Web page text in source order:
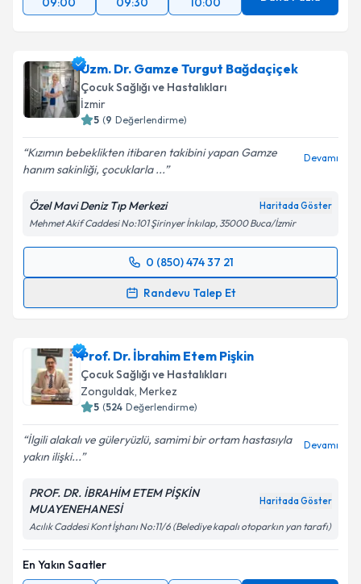
Uzm. Dr. Gamze Turgut Bağdaçiçek
Çocuk Sağlığı ve Hastalıkları
İzmir
5 (9 Değerlendirme)
Kızımın bebeklikten itibaren takibini yapan Gamze
hanım sakinliği, çocuklarla ...
Devamı
Özel Mavi Deniz Tıp Merkezi Haritada Göster
Mehmet Akif Caddesi No:101 Şirinyer İnkılap, 35000 Buca/İzmir
0 (850) 474 37 21
Randevu Talep Et
Randevu Takvimi Talebi
almanız için bir takvim hazırlandığında e-posta ile
bilgilendireceğiz.
E-posta Adresiniz
Kişisel verilerimin işlenmesine ilişkin
Metni'ni okudum ve kişisel verilerimin belirtilen
kapsamda işlenmesini kabul ediyorum.
Prof. Dr. İbrahim Etem Pişkin
Çocuk Sağlığı ve Hastalıkları
Zonguldak, Merkez
5 (524 Değerlendirme)
İlgili alakalı ve güleryüzlü, samimi bir ortam hastasıyla
yakın ilişki...
Devamı
PROF. DR. İBRAHİM ETEM PİŞKİN
MUAYENEHANESİ
Haritada Göster
Acılık Caddesi Kont İşhanı No:11/6 (Belediye kapalı otoparkın yan tarafı)
En Yakın Saatler